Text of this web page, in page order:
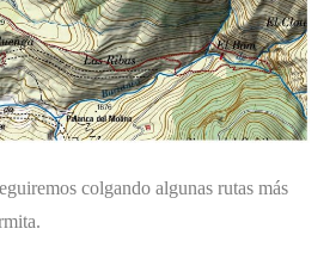
colgando algunas rutas más